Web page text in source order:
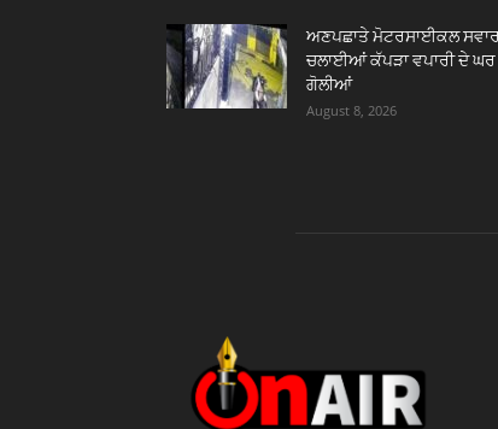
ਅਣਪਛਾਤੇ ਮੋਟਰਸਾਈਕਲ
ਚਲਾਈਆਂ ਕੱਪੜਾ ਵਪਾਰੀ ਦੇ ਘਰ
ਗੋਲੀਆਂ
August 8, 2026